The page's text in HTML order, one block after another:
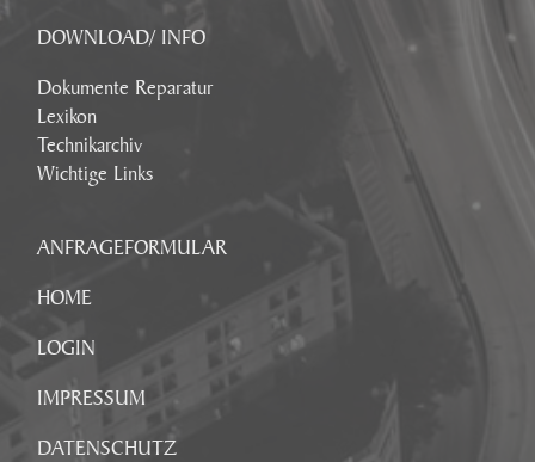
DOWNLOAD/ INFO
Dokumente Reparatur
Lexikon
Technikarchiv
Wichtige Links
ANFRAGEFORMULAR
HOME
LOGIN
IMPRESSUM
DATENSCHUTZ